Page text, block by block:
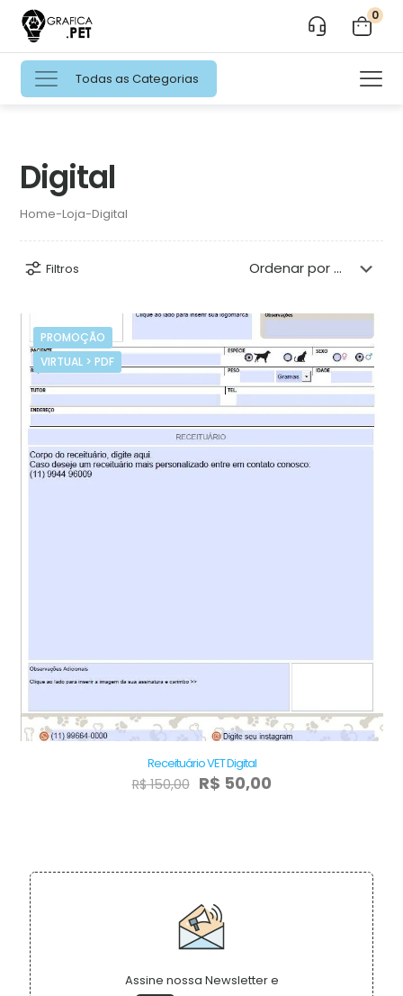
0
Todas as Categorias
Digital
Home-Loja-Digital
Filtros
PROMOÇÃO
VIRTUAL > PDF
Receituário VET Digital
R$150,00 O
R$ 50,00O
Assine nossa Newsletter e